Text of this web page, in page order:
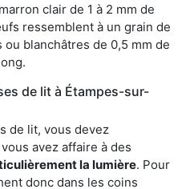
clair de 1 à 2 mm de
ressemblent à un grain de
blanchâtres de 0,5 mm de
de lit à Étampes-sur-
de lit, vous devez
avez affaire à des
la lumière. Pour
donc dans les coins